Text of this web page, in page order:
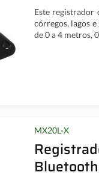
Este registrador
córregos, lagos
de 0 a 4 metros,
MX20L-X